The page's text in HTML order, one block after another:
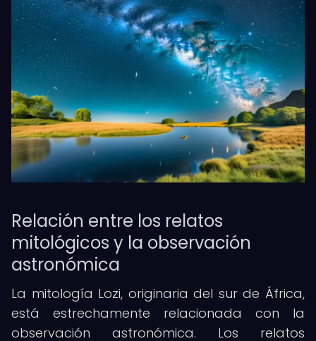
Relación entre los relatos
mitológicos y la observación
astronómica
La mitología Lozi, originaria del sur de África,
está estrechamente relacionada con la
observación astronómica. Los relatos